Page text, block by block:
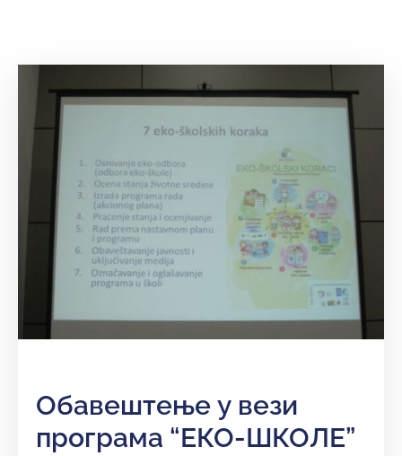
Мониторнинг
Заштита
природе
Едукација
Обавештење у вези
програма “ЕКО-ШКОЛЕ”